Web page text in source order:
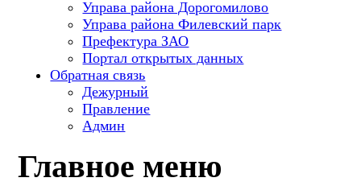
Управа района Дорогомилово
Управа района Филевский парк
Префектура ЗАО
Портал открытых данных
Обратная связь
Дежурный
Правление
Админ
Главное меню